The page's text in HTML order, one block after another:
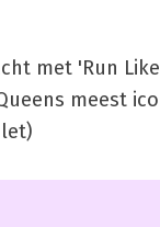
met 'Run
meest